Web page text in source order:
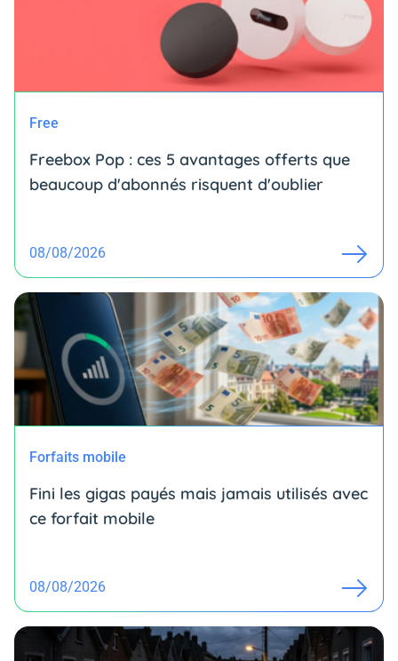
Free
Freebox Pop : ces 5 avantages offerts que
beaucoup d'abonnés risquent d'oublier
08/08/2026
Forfaits mobile
Fini les gigas payés mais jamais utilisés avec
ce forfait mobile
08/08/2026